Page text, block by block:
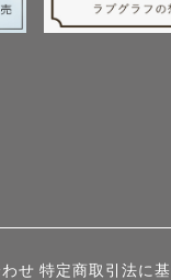
せ 特定商取引法に